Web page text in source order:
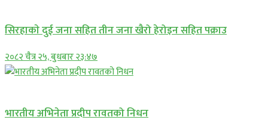
सिरहाकाे दुई जना सहित तीन जना खैरो हेरोइन सहित पक्राउ
२०८२ चैत्र २५, बुधबार २३:४७
भारतीय अभिनेता प्रदीप रावतको निधन